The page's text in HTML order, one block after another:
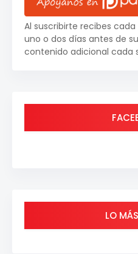
Al suscribirte recibes
uno o dos días antes de
contenido adicional cada
LO